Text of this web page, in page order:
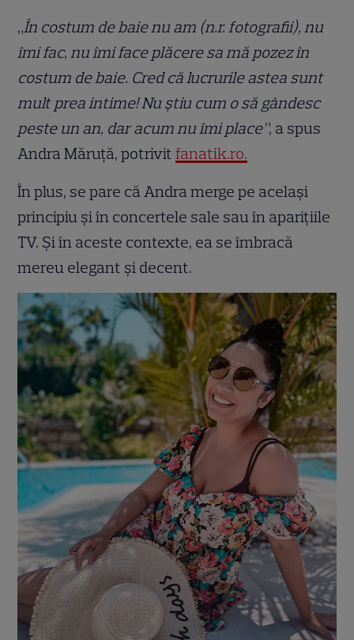
„În costum de baie nu am (n.r. fotografii), nu
îmi fac, nu îmi face plăcere sa mă pozez în
costum de baie. Cred că lucrurile astea sunt
mult prea intime! Nu ştiu cum o să gândesc
peste un an, dar acum nu îmi place”, a spus
Andra Măruță, potrivitfanatik.ro.
În plus, se pare că Andra merge pe același
principiu și în concertele sale sau în aparițiile
TV. Și în aceste contexte, ea se îmbracă
mereu elegant și decent.